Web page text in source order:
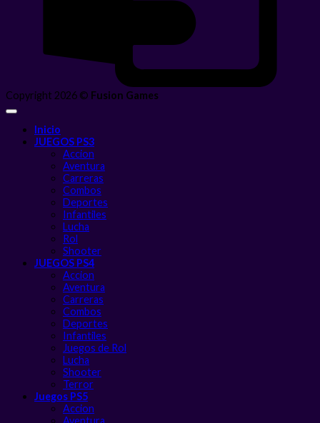
Copyright 2026 © Fusion Games
Inicio
JUEGOS PS3
Accion
Aventura
Carreras
Combos
Deportes
Infantiles
Lucha
Rol
Shooter
JUEGOS PS4
Accion
Aventura
Carreras
Combos
Deportes
Infantiles
Juegos de Rol
Lucha
Shooter
Terror
Juegos PS5
Accion
Aventura